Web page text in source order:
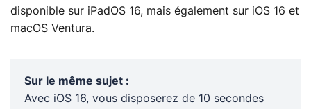
disponible sur iPadOS 16, mais également sur iOS 16 et
macOS Ventura.
Sur le même sujet :
Avec iOS 16, vous disposerez de 10 secondes